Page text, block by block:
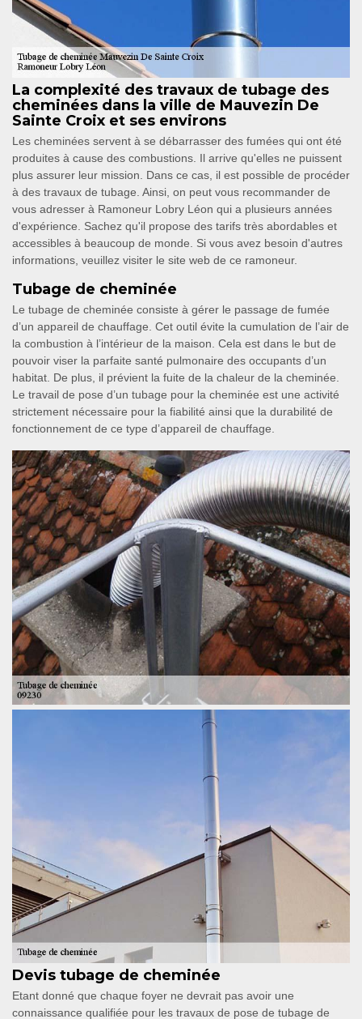
La complexité des travaux de tubage des
cheminées dans la ville de Mauvezin De
Sainte Croix et ses environs
Les cheminées servent à se débarrasser des fumées qui ont été
produites à cause des combustions. Il arrive qu'elles ne puissent
plus assurer leur mission. Dans ce cas, il est possible de procéder
à des travaux de tubage. Ainsi, on peut vous recommander de
vous adresser à Ramoneur Lobry Léon qui a plusieurs années
d'expérience. Sachez qu'il propose des tarifs très abordables et
accessibles à beaucoup de monde. Si vous avez besoin d'autres
informations, veuillez visiter le site web de ce ramoneur.
Tubage de cheminée
Le tubage de cheminée consiste à gérer le passage de fumée
d’un appareil de chauffage. Cet outil évite la cumulation de l’air de
la combustion à l’intérieur de la maison. Cela est dans le but de
pouvoir viser la parfaite santé pulmonaire des occupants d’un
habitat. De plus, il prévient la fuite de la chaleur de la cheminée.
Le travail de pose d’un tubage pour la cheminée est une activité
strictement nécessaire pour la fiabilité ainsi que la durabilité de
fonctionnement de ce type d’appareil de chauffage.
Devis tubage de cheminée
Etant donné que chaque foyer ne devrait pas avoir une
connaissance qualifiée pour les travaux de pose de tubage de